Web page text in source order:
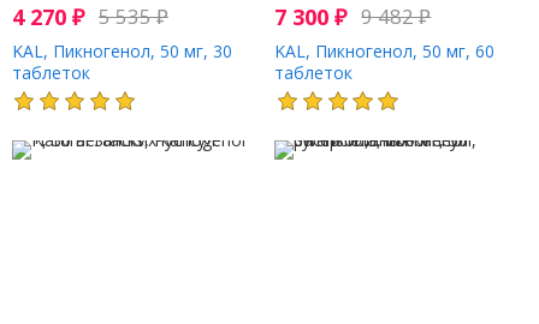
4 270 ₽ 5 535₽
KAL, Пикногенол, 50 мг, 30
таблеток
7 300₽ 9 482₽
KAL, Пикногенол, 50 мг, 60
таблеток